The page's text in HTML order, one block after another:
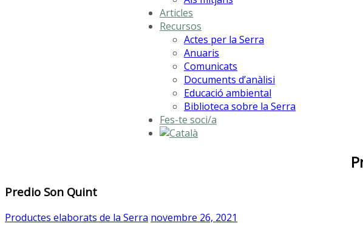
Articles
Recursos
Actes per la Serra
Anuaris
Comunicats
Documents d’anàlisi
Educació ambiental
Biblioteca sobre la Serra
Fes-te soci/a
Predio Son Quint
Productes elaborats de la Serra novembre 26, 2021